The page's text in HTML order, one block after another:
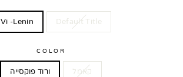
Default Title
Vi -Lenin
COLOR
קאמל ורוד פוקסייה